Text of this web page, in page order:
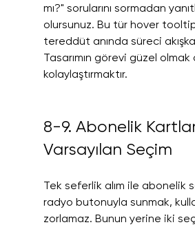
mı?" sorularını sormadan
olursunuz. Bu tür hover
tereddüt anında süreci
Tasarımın görevi güzel olmak
kolaylaştırmaktır.
8-9. Abonelik
Varsayılan Seçim
Tek seferlik alım ile abonelik
radyo butonuyla sunmak,
zorlamaz. Bunun yerine iki